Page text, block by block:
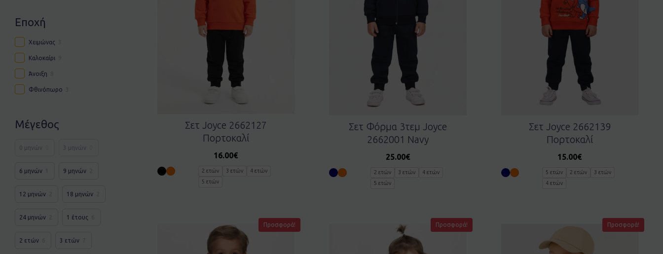
Εποχή
Χειμώνας
Καλοκαίρι
Άνοιξη
Φθινόπωρο
Μέγεθος
0 μηνών 3 μηνών
6 μηνών 9 μηνών
12 μηνών 18 μηνών
24 μηνών 1 έτους
2 ετών 3 ετών
Σετ Joyce 2662127
Πορτοκαλί
16.00€
2 ετών 3 ετών
4 ετών
5 ετών
Σετ Φόρμα 3τεμ Joyce
2662001 Navy
25.00€
2 ετών 3 ετών
4 ετών
5 ετών
Σετ Joyce 2662139
Πορτοκαλί
15.00€
5 ετών 2 ετών
3 ετών
4 ετών
Προσφορά! Προσφορά! Προσφορά!